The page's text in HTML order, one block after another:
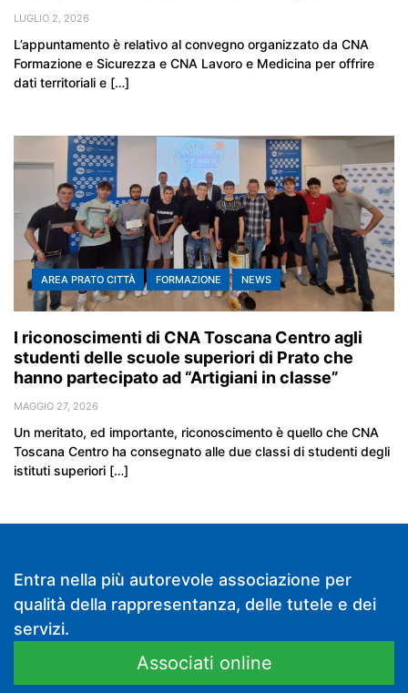
LUGLIO 2, 2026
L’appuntamento è relativo al convegno organizzato da CNA
Formazione e Sicurezza e CNA Lavoro e Medicina per offrire
dati territoriali e […]
AREA PRATO CITTÀ FORMAZIONE NEWS
I riconoscimenti di CNA Toscana Centro agli
studenti delle scuole superiori di Prato che
hanno partecipato ad “Artigiani in classe”
MAGGIO 27, 2026
Un meritato, ed importante, riconoscimento è quello che CNA
Toscana Centro ha consegnato alle due classi di studenti degli
istituti superiori […]
Entra nella più autorevole associazione per
qualità della rappresentanza, delle tutele e dei
servizi.
Associati online